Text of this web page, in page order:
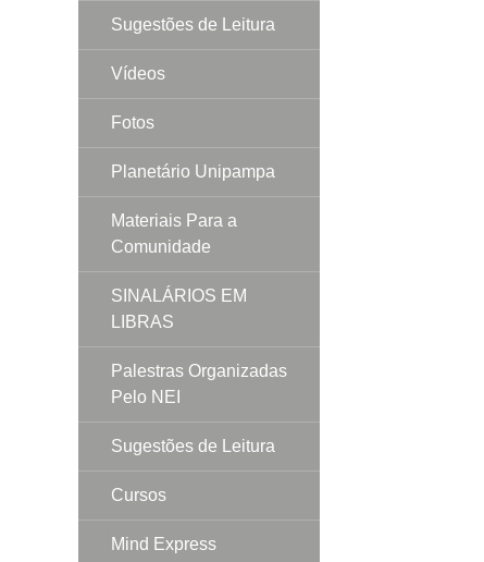
Sugestões de Leitura
Vídeos
Fotos
Planetário Unipampa
Materiais Para a
Comunidade
SINALÁRIOS EM
LIBRAS
Palestras Organizadas
Pelo NEI
Sugestões de Leitura
Cursos
Mind Express